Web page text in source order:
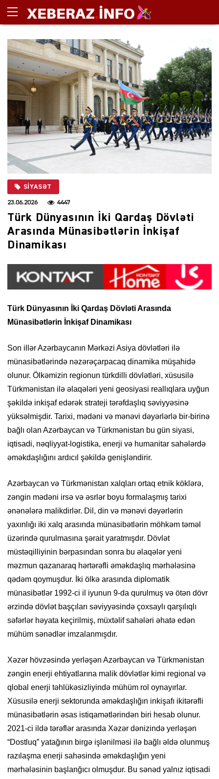
SIYASƏT
23.06.2026 4447
Türk Dünyasının İki Qardaş Dövləti
Arasında Münasibətlərin İnkişaf
Dinamikası
Türk Dünyasının İki Qardaş Dövləti Arasında
Münasibətlərin İnkişaf Dinamikası
Son illər Azərbaycanın Mərkəzi Asiya dövlətləri ilə
münasibətlərində nəzərəçarpacaq dinamika müşahidə
olunur. Ölkəmizin regionun türkdilli dövlətləri, xüsusilə
Türkmənistan ilə əlaqələri yeni geosiyasi reallıqlara uyğun
şəkildə inkişaf edərək strateji tərəfdaşlıq səviyyəsinə
yüksəlmişdir. Tarixi, mədəni və mənəvi dəyərlərlə bir-birinə
bağlı olan Azərbaycan və Türkmənistan bu gün siyasi,
iqtisadi, nəqliyyat-logistika, enerji və humanitar sahələrdə
əməkdaşlığını ardıcıl şəkildə genişləndirir.
Azərbaycan və Türkmənistan xalqları ortaq etnik köklərə,
zəngin mədəni irsə və əsrlər boyu formalaşmış tarixi
ənənələrə malikdirlər. Dil, din və mənəvi dəyərlərin
yaxınlığı iki xalq arasında münasibətlərin möhkəm təməl
üzərində qurulmasına şərait yaratmışdır. Dövlət
müstəqilliyinin bərpasından sonra bu əlaqələr yeni
məzmun qazanaraq hərtərəfli əməkdaşlıq mərhələsinə
qədəm qoymuşdur. İki ölkə arasında diplomatik
münasibətlər 1992-ci il iyunun 9-da qurulmuş və ötən dövr
ərzində dövlət başçıları səviyyəsində çoxsaylı qarşılıqlı
səfərlər həyata keçirilmiş, müxtəlif sahələri əhatə edən
mühüm sənədlər imzalanmışdır.
Xəzər hövzəsində yerləşən Azərbaycan və Türkmənistan
zəngin enerji ehtiyatlarına malik dövlətlər kimi regional və
qlobal enerji təhlükəsizliyində mühüm rol oynayırlar.
Xüsusilə enerji sektorunda əməkdaşlığın inkişafı ikitərəfli
münasibətlərin əsas istiqamətlərindən biri hesab olunur.
2021-ci ildə tərəflər arasında Xəzər dənizində yerləşən
“Dostluq” yatağının birgə işlənilməsi ilə bağlı əldə olunmuş
razılaşma enerji sahəsində əməkdaşlığın yeni
mərhələsinin başlanğıcı olmuşdur. Bu sənəd yalnız iqtisadi